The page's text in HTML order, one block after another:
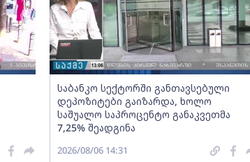
საბანკო სექტორში განთავსებული
დეპოზიტები გაიზარდა, ხოლო
საშუალო საპროცენტო განაკვეთმა
7,25% შეადგინა
2026/08/06 14:31